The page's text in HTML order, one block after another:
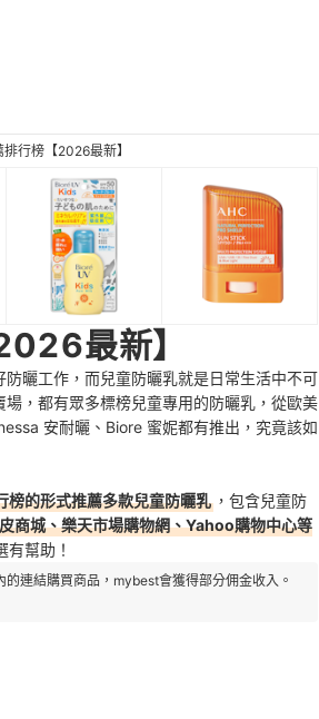
行榜【2026最新】
最新】
曬工作，而兒童防曬乳就是日常生活中不可
，都有眾多標榜兒童專用的防曬乳，從歐美
安耐曬、Biore 蜜妮都有推出，究竟該如
榜的形式推薦多款兒童防曬乳 ，包含兒童防
商城、樂天市場購物網、Yahoo購物中心等
幫助！
連結購買商品，mybest會獲得部分佣金收入。